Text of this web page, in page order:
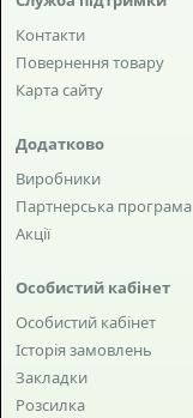
Контакти
Повернення товару
Карта сайту
Додатково
Виробники
Партнерська програма
Акції
Особистий кабінет
Особистий кабінет
Історія замовлень
Закладки
Розсилка